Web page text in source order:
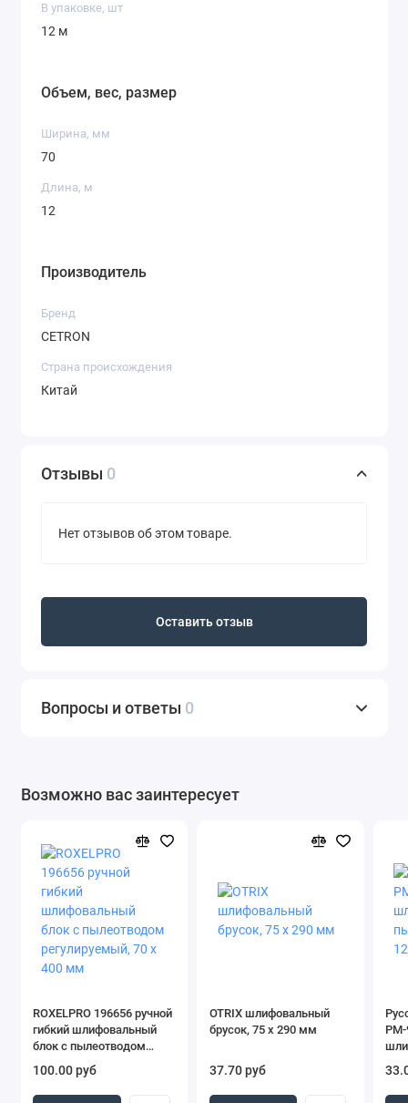
В упаковке, шт
12 м
Объем, вес, размер
Ширина, мм
70
Длина, м
12
Производитель
Бренд
CETRON
Страна происхождения
Китай
Отзывы 0
Нет отзывов об этом товаре.
Оставить отзыв
Вопросы и ответы 0
Возможно вас заинтересует
ROXELPRO 196656 ручной
гибкий шлифовальный
блок с пылеотводом
регулируемый, 70 х 400
мм
100.00 руб
OTRIX шлифовальный
брусок, 75 х 290 мм
37.70 руб
РМ-
мм